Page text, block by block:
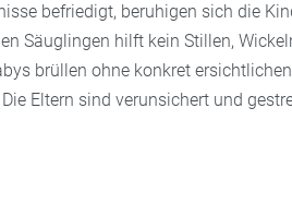
befriedigt, beruhigen sich die
Säuglingen hilft kein Stillen,
brüllen ohne konkret
Eltern sind verunsichert und